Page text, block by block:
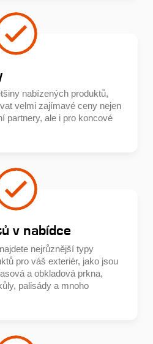
nabízených produktů,
velmi zajímavé ceny nejen
partnery, ale i pro koncové
v nabídce
nejrůznější typy
pro váš exteriér, jako jsou
a obkladová prkna,
palisády a mnoho